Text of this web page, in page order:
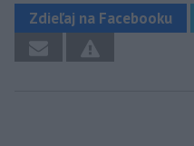
Zdieľaj na Facebooku